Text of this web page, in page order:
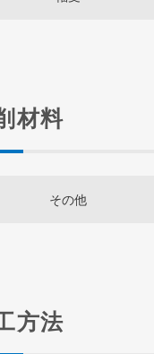
材料
その他
方法